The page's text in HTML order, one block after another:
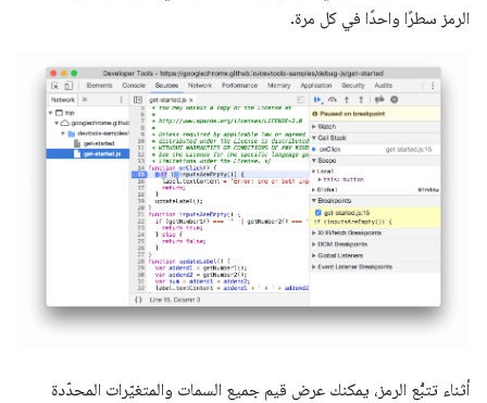
الرمز سطرًا واحدًا في كل مرة.
أثناء تتبُّع الرمز، يمكنك عرض قيم جميع السمات والمتغيّرات المحدّدة